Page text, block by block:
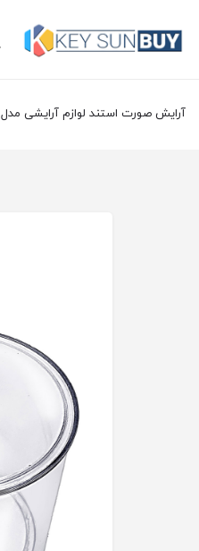
آرایش صورت استند لوازم آرایشی مدل M مجموعه 2 عددی